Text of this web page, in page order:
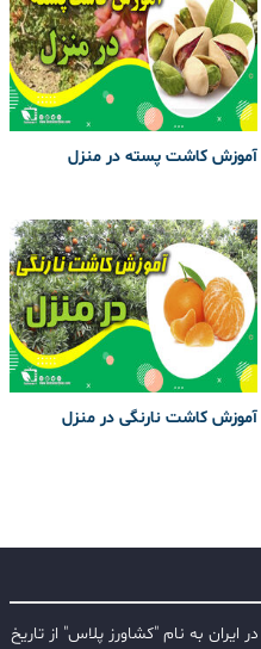
آموزش کاشت پسته در منزل
آموزش کاشت نارنگی در منزل
ایران به نام "کشاورز پلاس" از تاریخ